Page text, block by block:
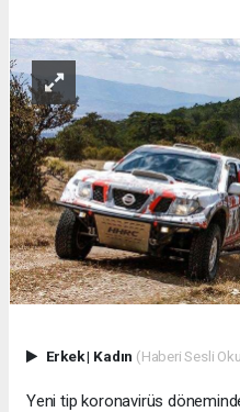
Erkek| Kadın (Haberi Sesli
Yeni tip koronavirüs